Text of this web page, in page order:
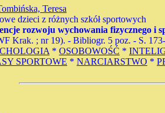
Teresa
dzieci z różnych szkół sportowych
rozwoju wychowania fizycznego i
Krak. ; nr 19). - Bibliogr. 5 poz. - S.
* OSOBOWOŚĆ *
SPORTOWE * NARCIARSTWO *